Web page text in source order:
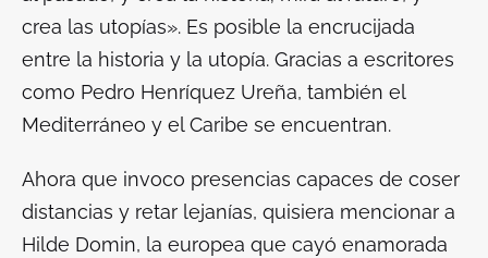
crea las utopías». Es posible la encrucijada
entre la historia y la utopía. Gracias a escritores
como Pedro Henríquez Ureña, también el
Mediterráneo y el Caribe se encuentran.
Ahora que invoco presencias capaces de coser
distancias y retar lejanías, quisiera mencionar a
Hilde Domin, la europea que cayó enamorada